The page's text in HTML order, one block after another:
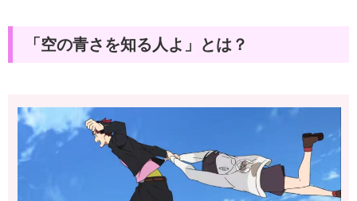
「空の青さを知る人よ」とは？